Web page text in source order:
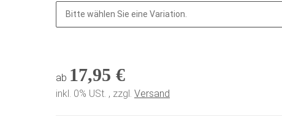
Bitte wählen Sie eine Variation.
ab 17,95 €
inkl. 0% USt. , zzgl. Versand